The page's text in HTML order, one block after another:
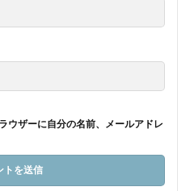
ウザーに自分の名前、メールアドレ